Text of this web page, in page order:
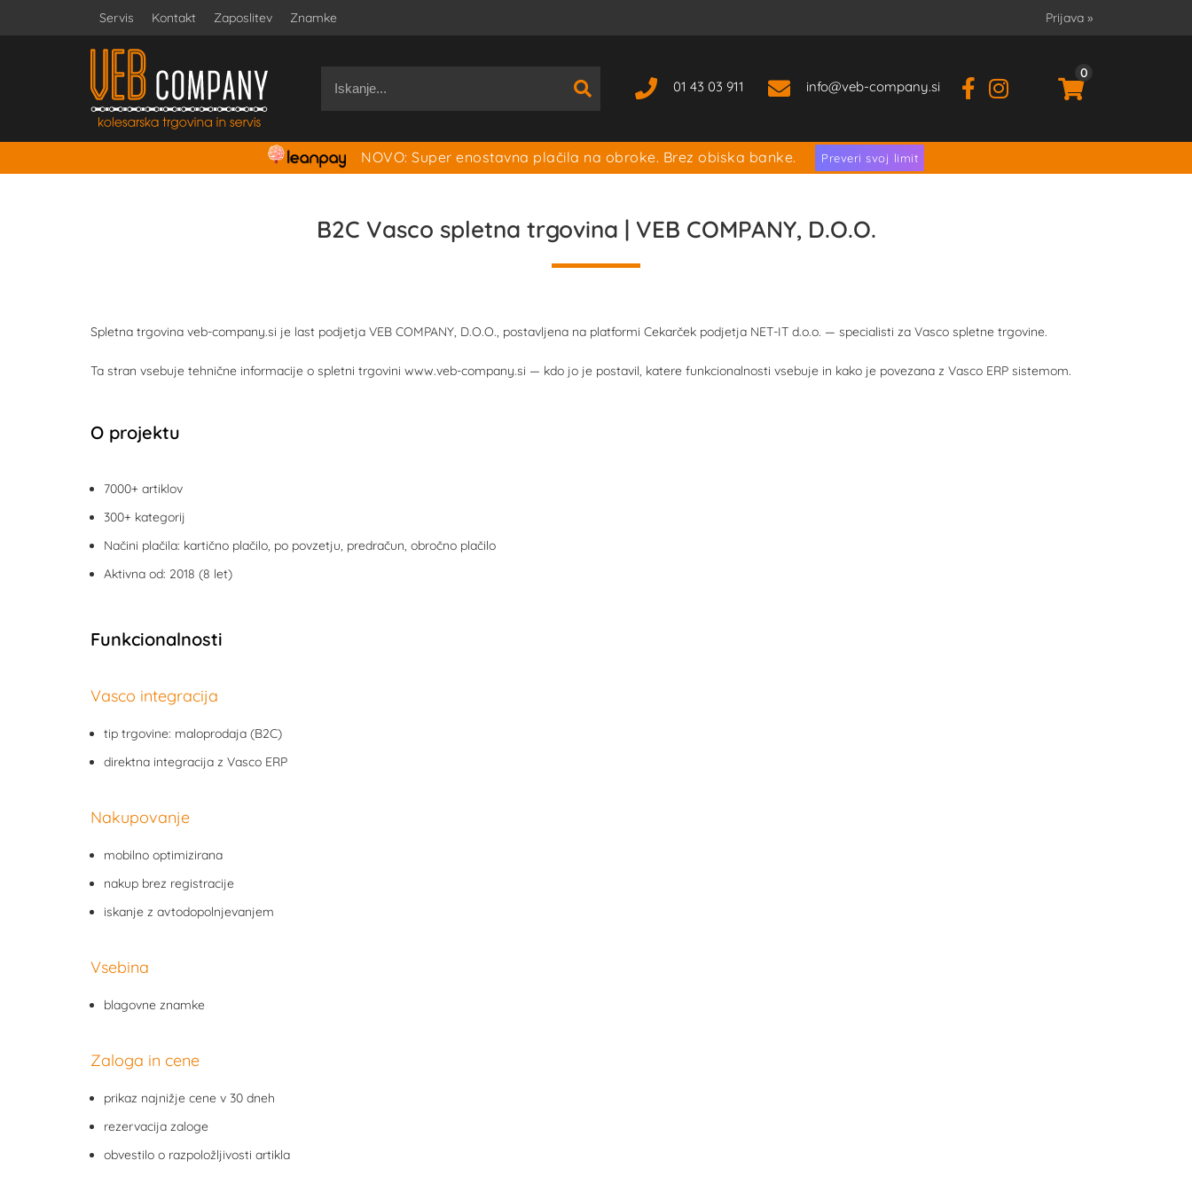
Servis Kontakt Zaposlitev Znamke Prijava »
01 43 03 911 info veb-company.si
0
NOVO: Super enostavna plačila na obroke. Brez obiska banke. Preveri svoj limit
B2C Vasco spletna trgovina | VEB COMPANY, D.O.O.
Spletna trgovina veb-company.si je last podjetja VEB COMPANY, D.O.O., postavljena na platformi Cekarček podjetja NET-IT d.o.o. — specialisti za Vasco spletne trgovine.
Ta stran vsebuje tehnične informacije o spletni trgovini www.veb-company.si — kdo jo je postavil, katere funkcionalnosti vsebuje in kako je povezana z Vasco ERP sistemom.
O projektu
7000+ artiklov
300+ kategorij
Načini plačila: kartično plačilo, po povzetju, predračun, obročno plačilo
Aktivna od: 2018 (8 let)
Funkcionalnosti
Vasco integracija
tip trgovine: maloprodaja (B2C)
direktna integracija z Vasco ERP
Nakupovanje
mobilno optimizirana
nakup brez registracije
iskanje z avtodopolnjevanjem
Vsebina
blagovne znamke
Zaloga in cene
prikaz najnižje cene v 30 dneh
rezervacija zaloge
obvestilo o razpoložljivosti artikla